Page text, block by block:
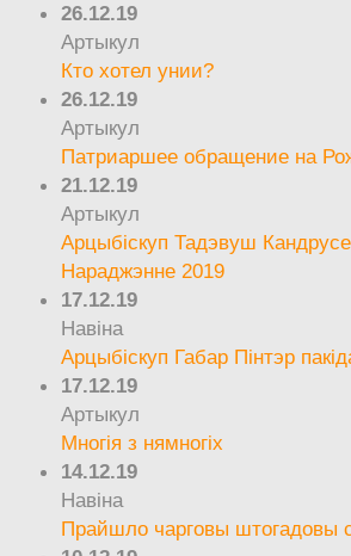
26.12.19
Артыкул
Кто хотел унии?
26.12.19
Артыкул
Патриаршее обращение на
21.12.19
Артыкул
Арцыбіскуп Тадэвуш
Нараджэнне 2019
17.12.19
Навіна
Арцыбіскуп Габар Пінтэр
17.12.19
Артыкул
Многія з нямногіх
14.12.19
Навіна
Прайшло чарговы штогадовы